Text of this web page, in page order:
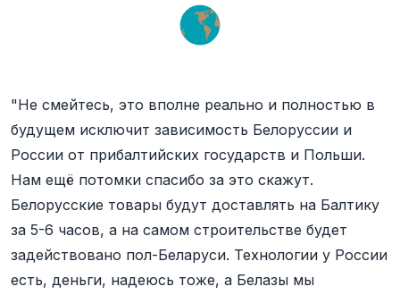
"Не смейтесь, это вполне реально и полностью в
будущем исключит зависимость Белоруссии и
России от прибалтийских государств и Польши.
Нам ещё потомки спасибо за это скажут.
Белорусские товары будут доставлять на Балтику
за 5-6 часов, а на самом строительстве будет
задействовано пол-Беларуси. Технологии у России
есть, деньги, надеюсь тоже, а Белазы мы